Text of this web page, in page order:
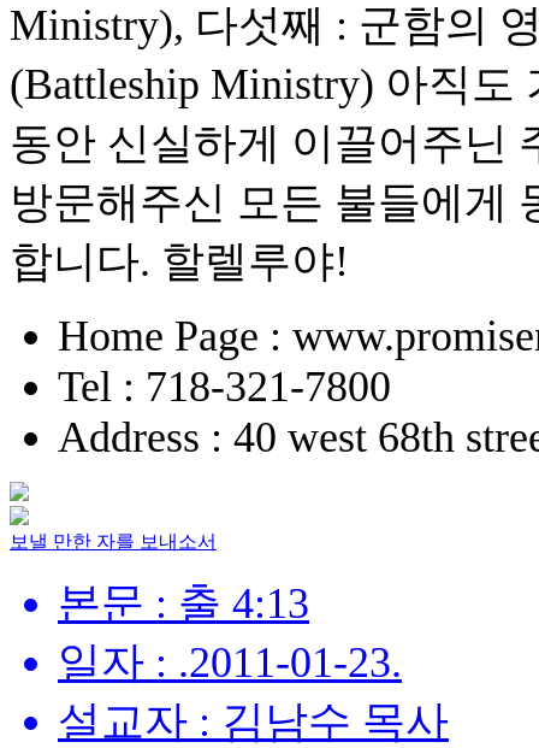
Ministry), 다섯째 : 군함의
(Battleship Ministry) 아직
동안 신실하게 이끌어주닌
방문해주신 모든 불들에게
합니다. 할렐루야!
Home Page :
Tel : 718-321-7800
Address : 40 west 68th
보낼 만한 자를 보내소서
본문 : 출 4:13
일자 : .2011-01-23.
설교자 : 김남수 목사